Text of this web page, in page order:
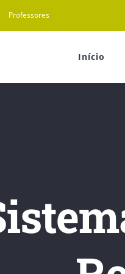
Professores
Início